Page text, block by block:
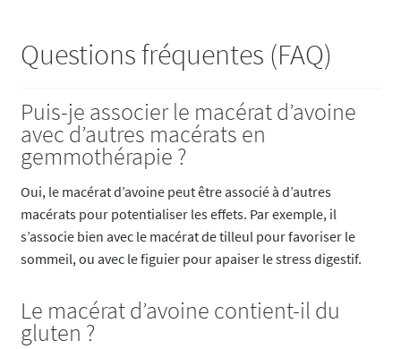
Questions fréquentes (FAQ)
Puis-je associer le macérat d’avoine
avec d’autres macérats en
gemmothérapie ?
Oui, le macérat d’avoine peut être associé à d’autres
macérats pour potentialiser les effets. Par exemple, il
s’associe bien avec le macérat de tilleul pour favoriser le
sommeil, ou avec le figuier pour apaiser le stress digestif.
Le macérat d’avoine contient-il du
gluten ?